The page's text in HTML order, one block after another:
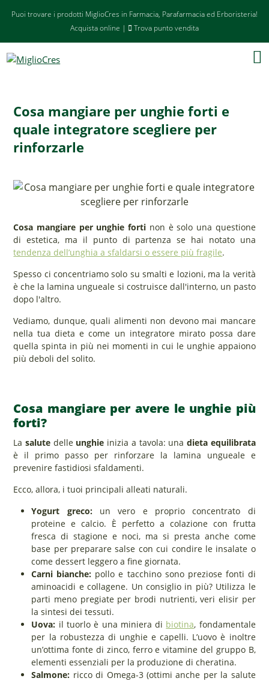
Puoi trovare i prodotti MiglioCres in Farmacia, Parafarmacia ed Erboristeria!
Acquista online | Trova punto vendita
Cosa mangiare per unghie forti e
quale integratore scegliere per
rinforzarle
Cosa mangiare per unghie forti non è solo una questione
di estetica, ma il punto di partenza se hai notato una
tendenza dell’unghia a sfaldarsi o essere più fragile.
Spesso ci concentriamo solo su smalti e lozioni, ma la verità
è che la lamina ungueale si costruisce dall'interno, un pasto
dopo l'altro.
Vediamo, dunque, quali alimenti non devono mai mancare
nella tua dieta e come un integratore mirato possa dare
quella spinta in più nei momenti in cui le unghie appaiono
più deboli del solito.
Cosa mangiare per avere le unghie più
forti?
Lasalute delle unghie inizia a tavola: una dieta equilibrata
è il primo passo per rinforzare la lamina ungueale e
prevenire fastidiosi sfaldamenti.
Ecco, allora, i tuoi principali alleati naturali.
Yogurt greco:un vero e proprio concentrato di
proteine e calcio. È perfetto a colazione con frutta
fresca di stagione e noci, ma si presta anche come
base per preparare salse con cui condire le insalate o
come dessert leggero a fine giornata.
Carni bianche: pollo e tacchino sono preziose fonti di
aminoacidi e collagene. Un consiglio in più? Utilizza le
parti meno pregiate per brodi nutrienti, veri elisir per
la sintesi dei tessuti.
Uova: il tuorlo è una miniera di biotina, fondamentale
per la robustezza di unghie e capelli. L’uovo è inoltre
un’ottima fonte di zinco, ferro e vitamine del gruppo B,
elementi essenziali per la produzione di cheratina.
Salmone: ricco di Omega-3 (ottimi anche per la salute